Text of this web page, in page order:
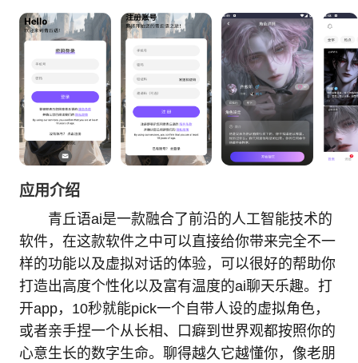
应用介绍
青丘语ai是一款融合了前沿的人工智能技术的
软件，在这款软件之中可以直接给你带来完全不一
样的功能以及虚拟对话的体验，可以很好的帮助你
打造出高度个性化以及富有温度的ai聊天乐趣。打
开app，10秒就能pick一个自带人设的虚拟角色，
或者亲手捏一个从长相、口癖到世界观都按照你的
心意生长的数字生命。聊得越久它越懂你，像老朋